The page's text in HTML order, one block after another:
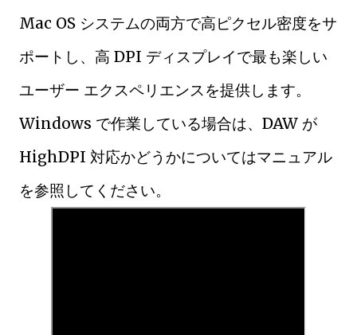
Mac OS システムの両方で高ピクセル密度をサ
ポートし、高 DPI ディスプレイで最も楽しい
ユーザー エクスペリエンスを提供します。
Windows で作業している場合は、DAW が
HighDPI 対応かどうかについてはマニュアル
を参照してください。